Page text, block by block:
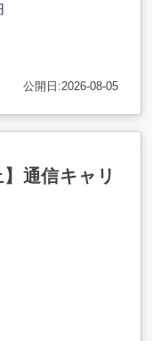
公開日:2026-08-05
通信キャリ